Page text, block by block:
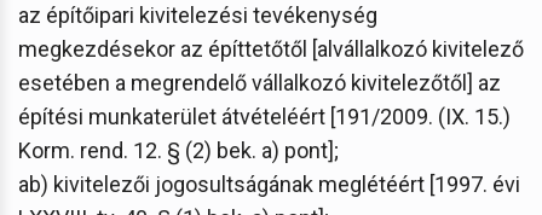
az építőipari kivitelezési tevékenység
megkezdésekor az építtetőtől [alvállalkozó kivitelező
esetében a megrendelő vállalkozó kivitelezőtől] az
építési munkaterület átvételéért [191/2009. (IX. 15.)
Korm. rend. 12. § (2) bek. a) pont];
ab) kivitelezői jogosultságának meglétéért [1997. évi